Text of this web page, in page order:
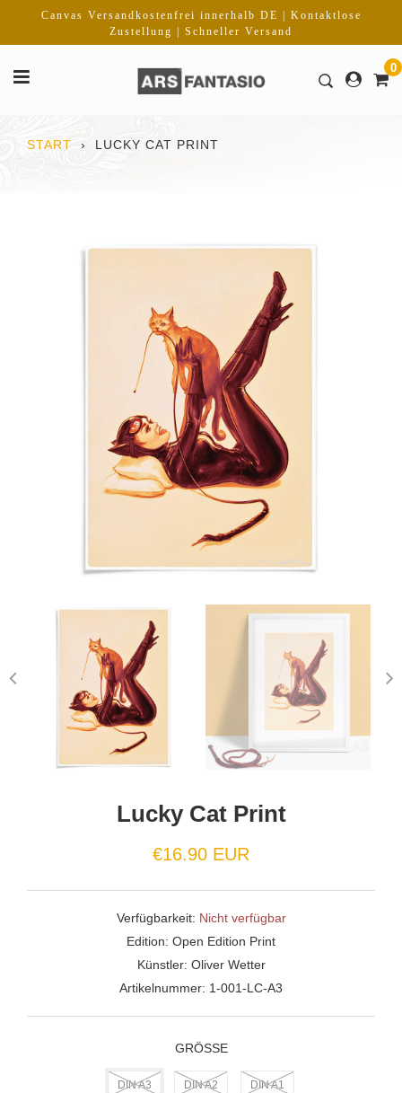
Inhalt
Canvas Versandkostenfrei innerhalb DE | Kontaktlose
Zustellung | Schneller Versand
0
START › LUCKY CAT PRINT
Lucky Cat Print
€16.90 EUR
Verfügbarkeit: Nicht verfügbar
Edition: Open Edition Print
Künstler: Oliver Wetter
Artikelnummer: 1-001-LC-A3
GRÖSSE
DIN A3 DIN A2 DIN A1